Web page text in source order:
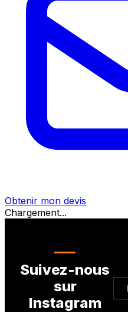
Obtenir mon devis
Chargement...
Suivez-nous
sur
Instagram